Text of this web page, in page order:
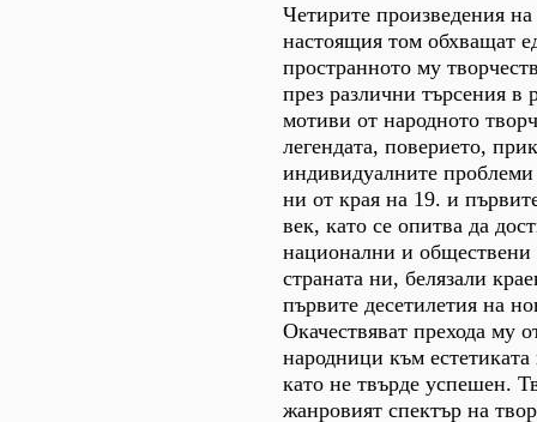
Четирите произведения
настоящия том обхващат
пространното му
през различни търсения в
мотиви от народното
легендата, поверието,
индивидуалните
ни от края на 19. и
век, като се опитва да
национални и
страната ни, белязали
първите десетилетия на
Окачествяват прехода му
народници към
като не твърде успешен.
жанровият спектър на